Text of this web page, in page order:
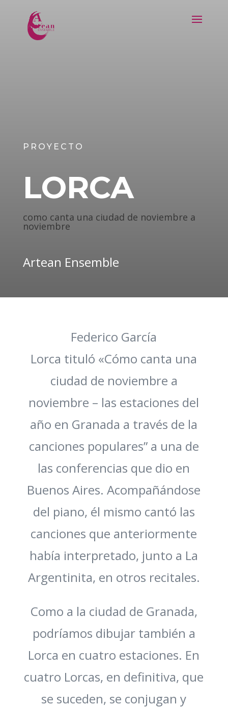
PROYECTO
LORCA
como canta una ciudad de noviembre a
noviembre
Artean Ensemble
Federico García
Lorca tituló «Cómo canta una
ciudad de noviembre a
noviembre – las estaciones del
año en Granada a través de la
canciones populares” a una de
las conferencias que dio en
Buenos Aires. Acompañándose
del piano, él mismo cantó las
canciones que anteriormente
había interpretado, junto a La
Argentinita, en otros recitales.
Como a la ciudad de Granada,
podríamos dibujar también a
Lorca en cuatro estaciones. En
cuatro Lorcas, en definitiva, que
se suceden, se conjugan y